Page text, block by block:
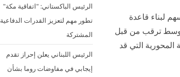
الرئيس الباكستاني: "اتفاقية مكة"
تطور مهم لتعزيز القدرات الدفاعية
المشتركة
الرئيس اللبناني يعلن إحراز تقدم
إيجابي في مفاوضات روما بشأن
لبناء قاعدة
وسط ترقب من قبل
المحورية التي قد